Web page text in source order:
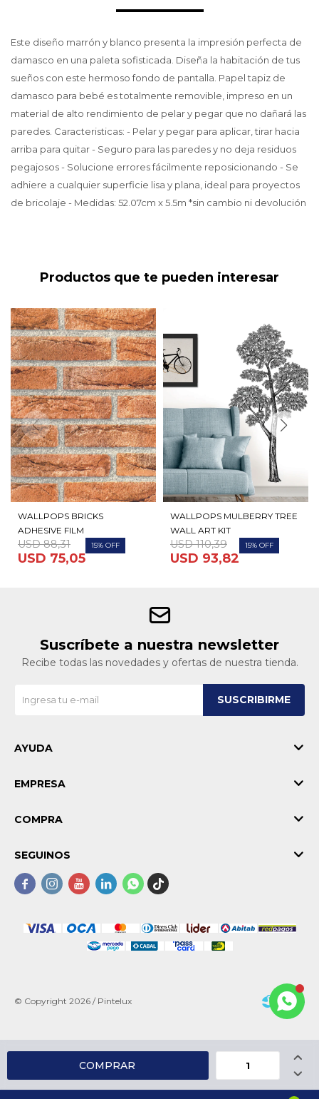
COMPRAR


Este diseño marrón y blanco presenta la impresión perfecta de
damasco en una paleta sofisticada. Diseña la habitación de tus
sueños con este hermoso fondo de pantalla. Papel tapiz de
damasco para bebé es totalmente removible, impreso en un
material de alto rendimiento de pelar y pegar que no dañará las
paredes. Caracteristicas: - Pelar y pegar para aplicar, tirar hacia
arriba para quitar - Seguro para las paredes y no deja residuos
pegajosos - Solucione errores fácilmente reposicionando - Se
adhiere a cualquier superficie lisa y plana, ideal para proyectos
de bricolaje - Medidas: 52.07cm x 5.5m *sin cambio ni devolución
Productos que te pueden interesar
WALLPOPS BRICKS
ADHESIVE FILM
USD 75,05
USD 88,31 15
WALLPOPS MULBERRY TREE
WALL ART KIT
USD 93,82
USD 110,39 15
Suscríbete a nuestra newsletter
Recibe todas las novedades y ofertas de nuestra tienda.
SUSCRIBIRME
AYUDA
EMPRESA
COMPRA
SEGUINOS
    
© Copyright 2026 / Pintelux